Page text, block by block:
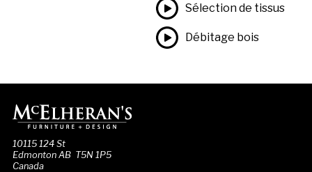
Sélection de tissus
Débitage bois
10115 124 St
Edmonton AB T5N 1P5
Canada